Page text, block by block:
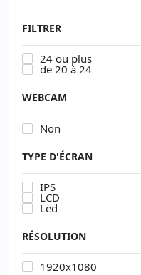
FILTRER
24 ou plus
de 20 à 24
WEBCAM
Non
TYPE D'ÉCRAN
IPS
LCD
Led
RÉSOLUTION
1920x1080